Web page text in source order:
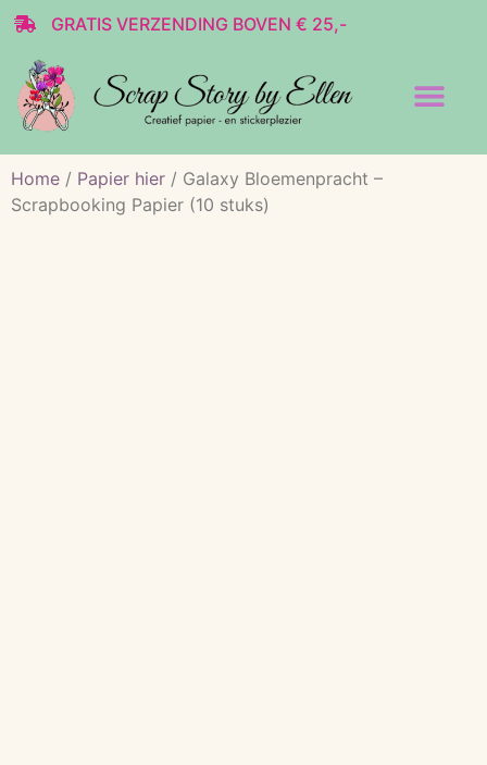
GRATIS VERZENDING BOVEN € 25,-
Home / Papier hier / Galaxy Bloemenpracht –
Scrapbooking Papier (10 stuks)